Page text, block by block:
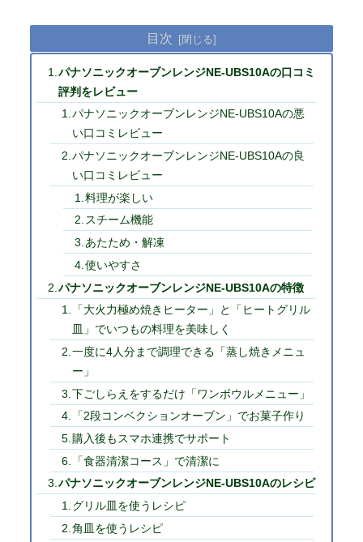
目次
パナソニックオーブンレンジNE-UBS10Aの口コミ
評判をレビュー
パナソニックオーブンレンジNE-UBS10Aの悪
い口コミレビュー
パナソニックオーブンレンジNE-UBS10Aの良
い口コミレビュー
料理が楽しい
スチーム機能
あたため・解凍
使いやすさ
パナソニックオーブンレンジNE-UBS10Aの特徴
「大火力極め焼きヒーター」と「ヒートグリル
皿」でいつもの料理を美味しく
一度に4人分まで調理できる「蒸し焼きメニュ
ー」
下ごしらえをするだけ「ワンボウルメニュー」
「2段コンベクションオーブン」でお菓子作り
購入後もスマホ連携でサポート
「食器清潔コース」で清潔に
パナソニックオーブンレンジNE-UBS10Aのレシピ
グリル皿を使うレシピ
角皿を使うレシピ